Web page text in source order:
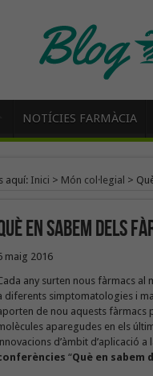
NOTÍCIES FARMÀCIA
aquí: Inici > Món col·legial >
en sabem dels
maig 2016
any surten nous fàrmacs
diferents simptomatologies i
de nou aquests fàrmacs
aparegudes en els
d’àmbit d’aplicació
“Què en sabem